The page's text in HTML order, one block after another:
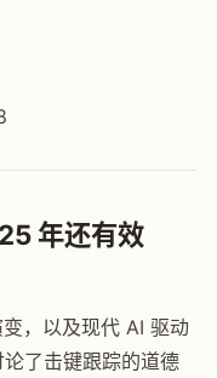
年还有效
，以及现代 AI 驱动
了击键跟踪的道德